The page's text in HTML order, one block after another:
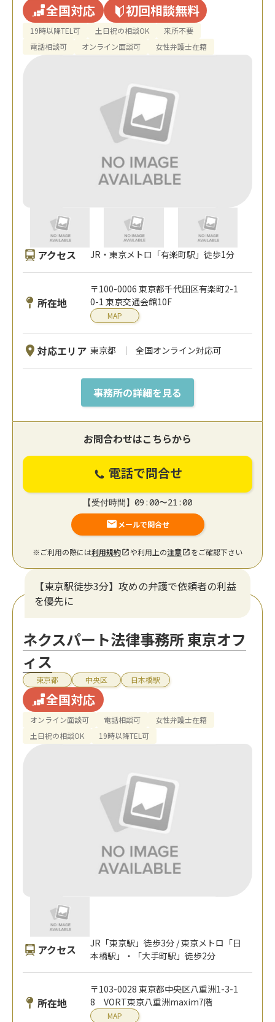
全国対応 初回相談無料
19時以降TEL可 土日祝の相談OK
来所不要
電話相談可
オンライン面談可 女性弁護士在籍
アクセス JR・東京メトロ「有楽町駅」徒歩1分
所在地
〒100-0006 東京都千代田区有楽町2-1
0-1 東京交通会館10F
MAP
対応エリア 東京都 全国オンライン対応可
事務所の詳細を見る
お問合わせはこちらから
電話で問合せ
【受付時間】09:00〜21:00
メールで問合せ
※ご利用の際には利用規約 や利用上の注意 をご確認下さい
【東京駅徒歩3分】攻めの弁護で依頼者の利益
を優先に
ネクスパート法律事務所 東京オフ
ィス
東京都 中央区 日本橋駅
全国対応
オンライン面談可 電話相談可
女性弁護士在籍
土日祝の相談OK
19時以降TEL可
アクセス
JR「東京駅」徒歩3分 / 東京メトロ「日
本橋駅」・「大手町駅」徒歩2分
所在地
〒103-0028 東京都中央区八重洲1-3-1
8 VORT東京八重洲maxim7階
MAP